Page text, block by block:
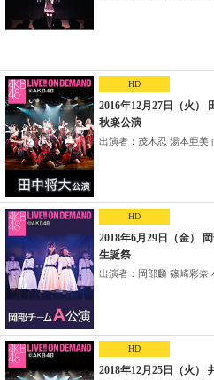
HD
2016年12月27日（火）
秋楽公演
出演者：茂木忍 湯本亜美
HD
2018年6月29日（金）
生誕祭
出演者：岡部麟 篠崎彩奈
HD
2018年12月25日（火）